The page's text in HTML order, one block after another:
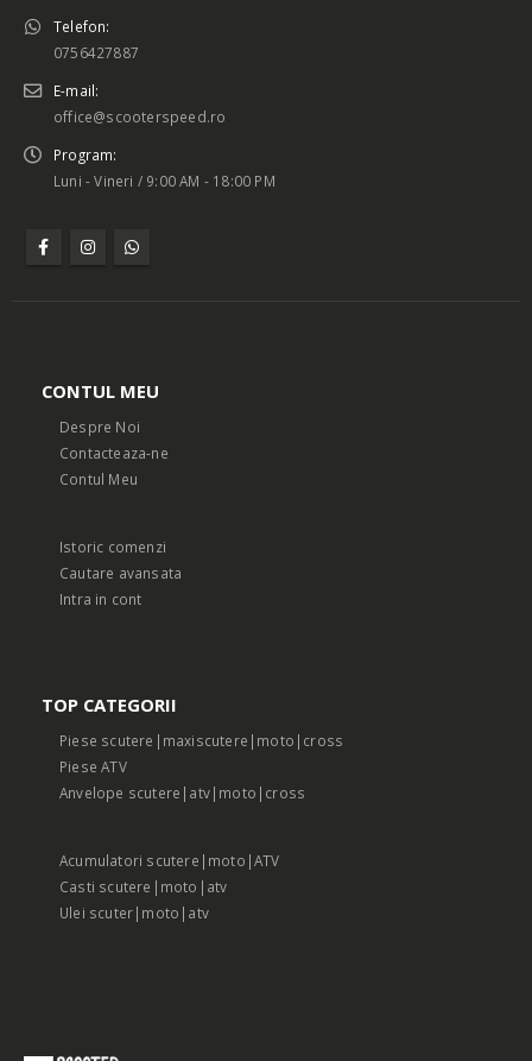
Telefon:
0756427887
E-mail:
office@scooterspeed.ro
Program:
Luni - Vineri / 9:00 AM - 18:00 PM
CONTUL MEU
Despre Noi
Contacteaza-ne
Contul Meu
Istoric comenzi
Cautare avansata
Intra in cont
TOP CATEGORII
Piese scutere|maxiscutere|moto|cross
Piese ATV
Anvelope scutere|atv|moto|cross
Acumulatori scutere|moto|ATV
Casti scutere|moto|atv
Ulei scuter|moto|atv